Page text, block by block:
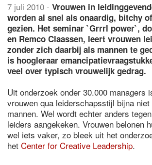
7 juli 2010 - Vrouwen in
worden al snel als onaardig, bitchy
gezien. Het seminar `Grrrl power`,
en Remco Claassen, leert vrouwen
zonder zich daarbij als mannen te
is hoogleraar
veel over typisch vrouwelijk gedrag.
Uit onderzoek onder 30.000 managers
vrouwen qua leiderschapsstijl bijna
mannen. Wel wordt echter anders
leiders aangekeken. Vrouwen belonen
wel iets vaker, zo bleek uit het
het Center for Creative Leadership.